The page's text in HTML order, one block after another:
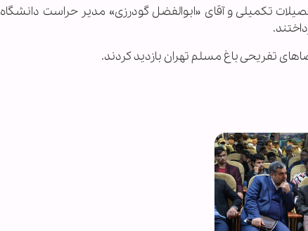
تکمیلی و آقای «ابوالفضل گودرزی» مدیر حراست دانشگاه
تفریحی باغ مسلم تهران بازدید کردند.